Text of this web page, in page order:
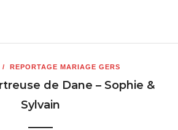
/ REPORTAGE MARIAGE GERS
de Dane – Sophie &
Sylvain